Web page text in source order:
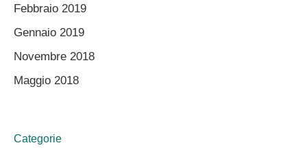
Febbraio 2019
Gennaio 2019
Novembre 2018
Maggio 2018
Categorie